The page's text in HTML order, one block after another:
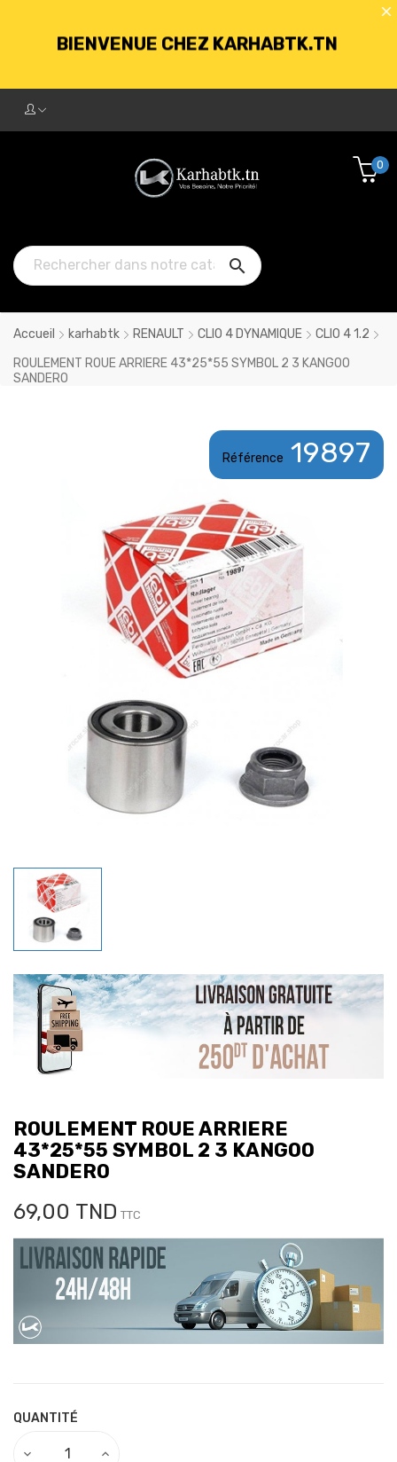
BIENVENUE CHEZ KARHABTK.TN
250DT D'ACHATS

0
Accueil karhabtk RENAULT CLIO 4 DYNAMIQUE
CLIO 4 1.2
ROULEMENT ROUE ARRIERE 43*25*55 SYMBOL 2 3 KANGOO
SANDERO
Référence 19897
ROULEMENT ROUE ARRIERE
43*25*55 SYMBOL 2 3 KANGOO
SANDERO
69,00 TND TTC
QUANTITÉ